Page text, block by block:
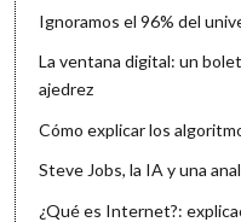
Ignoramos el 96% del
La ventana digital: un
ajedrez
Cómo explicar los
Steve Jobs, la IA y una
¿Qué es Internet?: